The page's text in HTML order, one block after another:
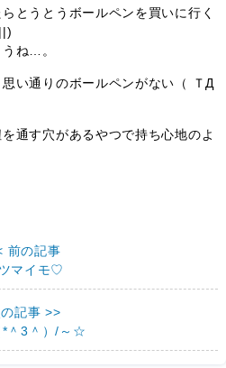
とうとうボールペンを買いに行く
ね…。
い通りのボールペンがない（ ＴД
通す穴があるやつで持ち心地のよ
前の記事
マイモ♡
記事 >>
*＾3＾）/～☆